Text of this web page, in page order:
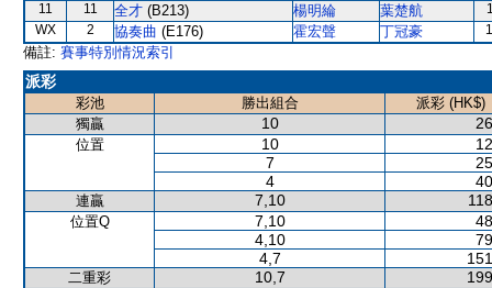
11
11 全才 (B213) 楊明綸 葉楚航
WX
2 協奏曲 (E176) 霍宏聲 丁冠豪
備註: 賽事特別情況索引
派彩
彩池 勝出組合
派彩 (HK$)
獨贏
10
位置 10
7
4
連贏 7,10
位置Q 7,10
4,10
4,7
二重彩 10,7